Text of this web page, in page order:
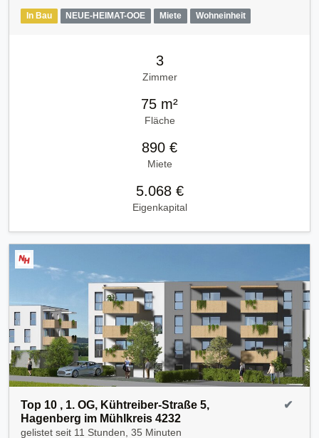
In Bau NEUE-HEIMAT-OOE Miete Wohneinheit
3
Zimmer
75 m²
Fläche
890 €
Miete
5.068 €
Eigenkapital
Top 10 , 1. OG, Kühtreiber-Straße 5,
Hagenberg im Mühlkreis 4232
gelistet seit 11 Stunden, 35 Minuten
✔